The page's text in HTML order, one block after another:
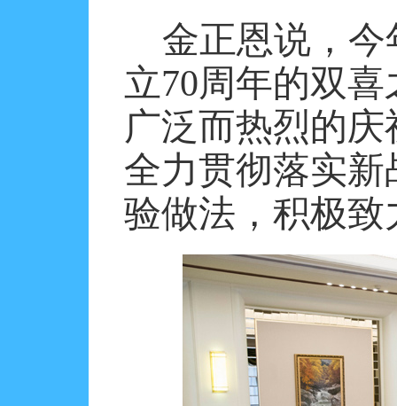
金正恩说，
立70周年的双
广泛而热烈的
全力贯彻落实
验做法，积极